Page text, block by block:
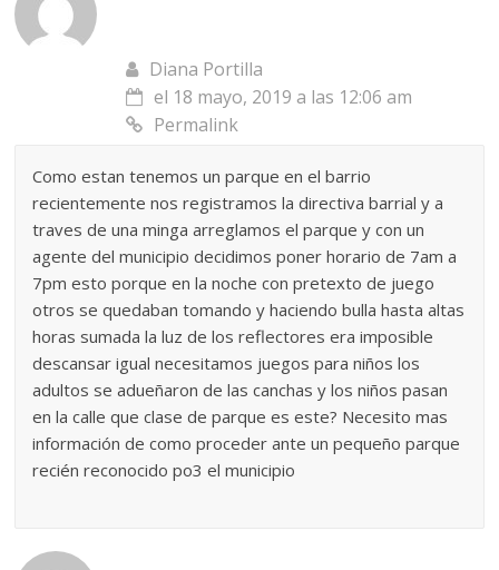
Diana Portilla
el 18 mayo, 2019 a las 12:06 am
Permalink
Como estan tenemos un parque en el barrio
recientemente nos registramos la directiva barrial y a
traves de una minga arreglamos el parque y con un
agente del municipio decidimos poner horario de 7am a
7pm esto porque en la noche con pretexto de juego
otros se quedaban tomando y haciendo bulla hasta altas
horas sumada la luz de los reflectores era imposible
descansar igual necesitamos juegos para niños los
adultos se adueñaron de las canchas y los niños pasan
en la calle que clase de parque es este? Necesito mas
información de como proceder ante un pequeño parque
recién reconocido po3 el municipio